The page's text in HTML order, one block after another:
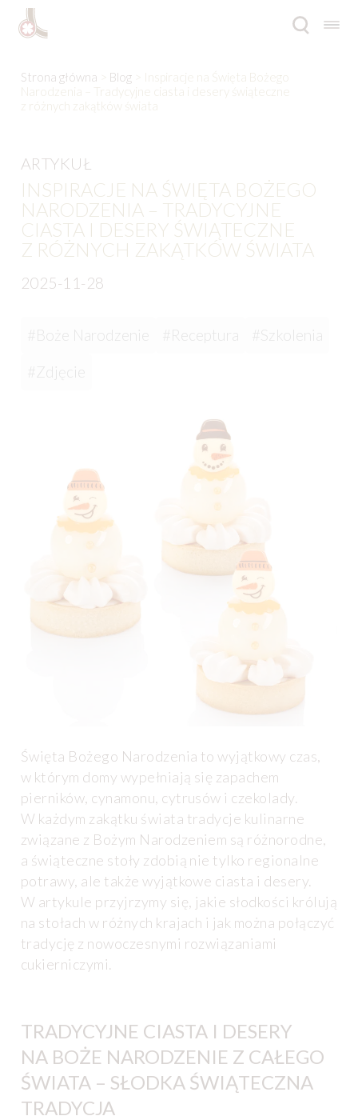
Przejdź
do
Przejdź
do
Oferta
Inspiracje
O firmie
Katalogi
Kontakt
Blog
Strona główna Blog > Inspiracje na Święta Bożego
Narodzenia – Tradycyjne ciasta i desery świąteczne
z różnych zakątków świata
ARTYKUŁ
INSPIRACJE NA ŚWIĘTA BOŻEGO
NARODZENIA – TRADYCYJNE
CIASTA I DESERY ŚWIĄTECZNE
Z RÓŻNYCH ZAKĄTKÓW ŚWIATA
2025-11-28
#Boże Narodzenie #Receptura
#Szkolenia
#Zdjęcie
Święta Bożego Narodzenia to wyjątkowy czas,
w którym domy wypełniają się zapachem
pierników, cynamonu, cytrusów i czekolady.
W każdym zakątku świata tradycje kulinarne
związane z Bożym Narodzeniem są różnorodne,
a świąteczne stoły zdobią nie tylko regionalne
potrawy, ale także wyjątkowe ciasta i desery.
W artykule przyjrzymy się, jakie słodkości królują
na stołach w różnych krajach i jak można połączyć
tradycję z nowoczesnymi rozwiązaniami
cukierniczymi.
TRADYCYJNE CIASTA I DESERY
NA BOŻE NARODZENIE Z CAŁEGO
ŚWIATA – SŁODKA ŚWIĄTECZNA
TRADYCJA